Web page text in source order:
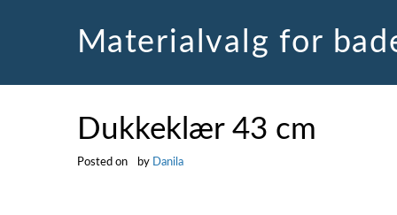
Materialvalg for
Dukkeklær 43 cm
Posted on by Danila